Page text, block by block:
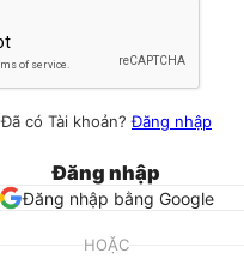
Đã có Tài khoản?Đăng nhập
Đăng nhập
Đăng nhập bằng Google
HOẶC